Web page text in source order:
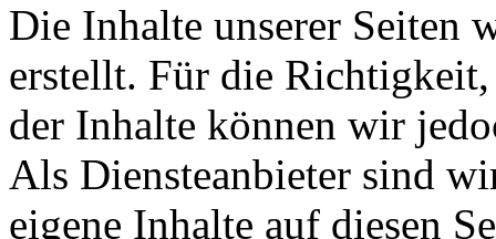
Die Inhalte unserer Seiten
erstellt. Für die
der Inhalte können wir
Als Diensteanbieter sind
eigene Inhalte auf diesen